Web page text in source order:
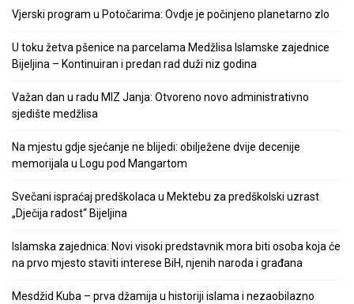
Vjerski program u Potočarima: Ovdje je počinjeno planetarno zlo
U toku žetva pšenice na parcelama Medžlisa Islamske zajednice
Bijeljina – Kontinuiran i predan rad duži niz godina
Važan dan u radu MIZ Janja: Otvoreno novo administrativno
sjedište medžlisa
Na mjestu gdje sjećanje ne blijedi: obilježene dvije decenije
memorijala u Logu pod Mangartom
Svečani ispraćaj predškolaca u Mektebu za predškolski uzrast
„Dječija radost“ Bijeljina
Islamska zajednica: Novi visoki predstavnik mora biti osoba koja će
na prvo mjesto staviti interese BiH, njenih naroda i građana
Mesdžid Kuba – prva džamija u historiji islama i nezaobilazno